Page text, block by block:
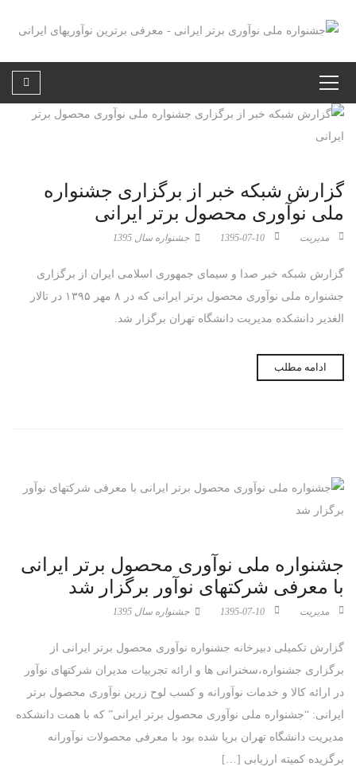
گزارش شبکه خبر از برگزاری جشنواره
ملی نوآوری محصول برتر ایرانی
مدیریت جشنواره سال 1395
گزارش شبکه خبر صدا و سیمای جمهوری اسلامی ایران از برگزاری
جشنواره ملی نوآوری محصول برتر ایرانی که در ۸ مهر ۱۳۹۵ در تالار
الغدیر دانشکده مدیریت دانشگاه تهران برگزار شد.
ادامه مطلب
جشنواره ملی نوآوری محصول برتر ایرانی
با معرفی شرکتهای نوآور برگزار شد
مدیریت جشنواره سال 1395
گزارش تکمیلی دبیرخانه جشنواره نوآوری محصول برتر ایرانی از
برگزاری جشنواره،سخنرانی ها و ارائه تجربیات مدیران شرکتهای نوآور
در ارائه کالا و خدمات نوآورانه و کسب لوح زرین نوآوری محصول برتر
ایرانی: “جشنواره ملی نوآوری محصول برتر ایرانی” که با همت دانشکده
مدیریت دانشگاه تهران برپا شده بود با معرفی محصولات نوآورانه
برگزیده کمیته ارزیابی […]